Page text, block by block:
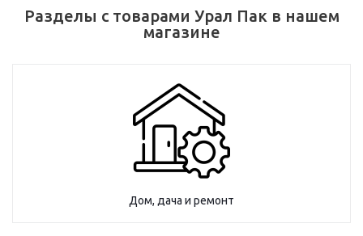
Разделы с товарами Урал Пак в нашем
магазине
Дом, дача и ремонт